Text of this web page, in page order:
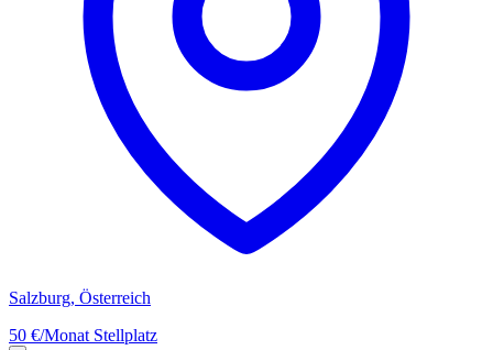
Salzburg, Österreich
50 €/Monat Stellplatz